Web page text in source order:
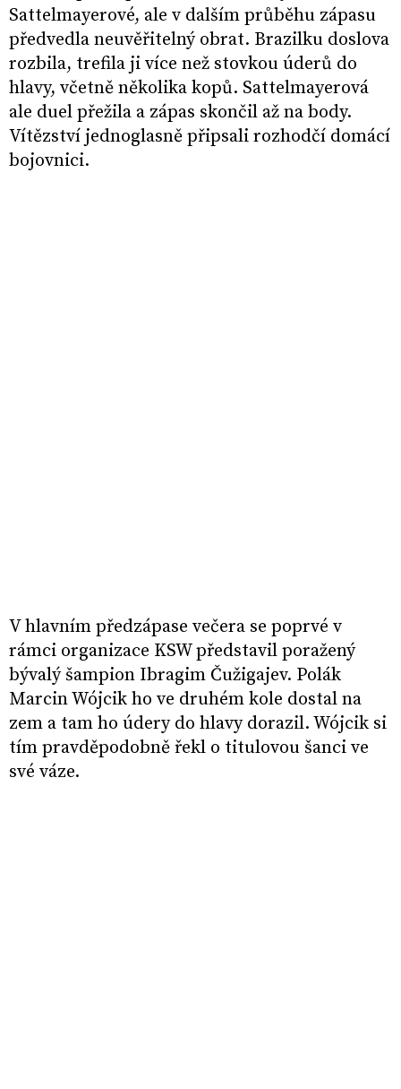
Sattelmayerové, ale v dalším průběhu zápasu
předvedla neuvěřitelný obrat. Brazilku doslova
rozbila, trefila ji více než stovkou úderů do
hlavy, včetně několika kopů. Sattelmayerová
ale duel přežila a zápas skončil až na body.
Vítězství jednoglasně připsali rozhodčí domácí
bojovnici.
V hlavním předzápase večera se poprvé v
rámci organizace KSW představil poražený
bývalý šampion Ibragim Čužigajev. Polák
Marcin Wójcik ho ve druhém kole dostal na
zem a tam ho údery do hlavy dorazil. Wójcik si
tím pravděpodobně řekl o titulovou šanci ve
své váze.